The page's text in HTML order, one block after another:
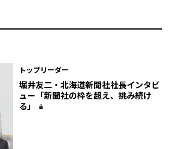
トップリーダー
堀井友二・北海道新聞社社長インタビ
ュー「新聞社の枠を超え、挑み続け
る」